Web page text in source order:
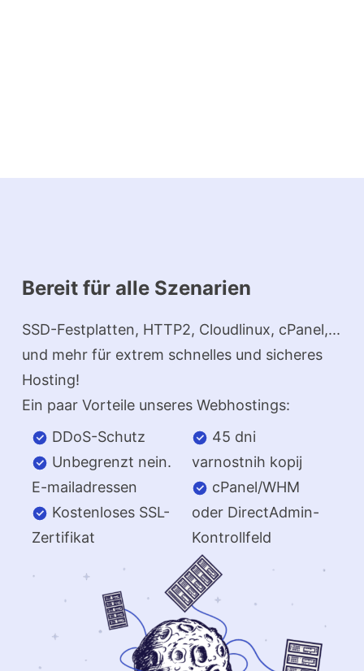
Bereit für alle Szenarien
SSD-Festplatten, HTTP2, Cloudlinux, cPanel,...
und mehr für extrem schnelles und sicheres
Hosting!
Ein paar Vorteile unseres Webhostings:
DDoS-Schutz
Unbegrenzt nein.
E-mailadressen
Kostenloses SSL-
Zertifikat
45 dni
varnostnih kopij
cPanel/WHM
oder DirectAdmin-
Kontrollfeld